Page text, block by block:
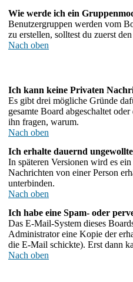
Wie werde ich ein
Benutzergruppen werden vom
zu erstellen, solltest du zuerst
Nach oben
Ich kann keine Privaten
Es gibt drei mögliche Gründe
gesamte Board abgeschaltet
ihn fragen, warum.
Nach oben
Ich erhalte dauernd
In späteren Versionen wird es
Nachrichten von einer Person
unterbinden.
Nach oben
Ich habe eine Spam- oder
Das E-Mail-System dieses
Administrator eine Kopie der
die E-Mail schickte). Erst dann
Nach oben